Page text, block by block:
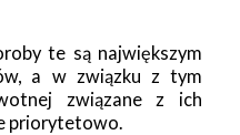
te są największym
a w związku z tym
związane z ich
priorytetowo.